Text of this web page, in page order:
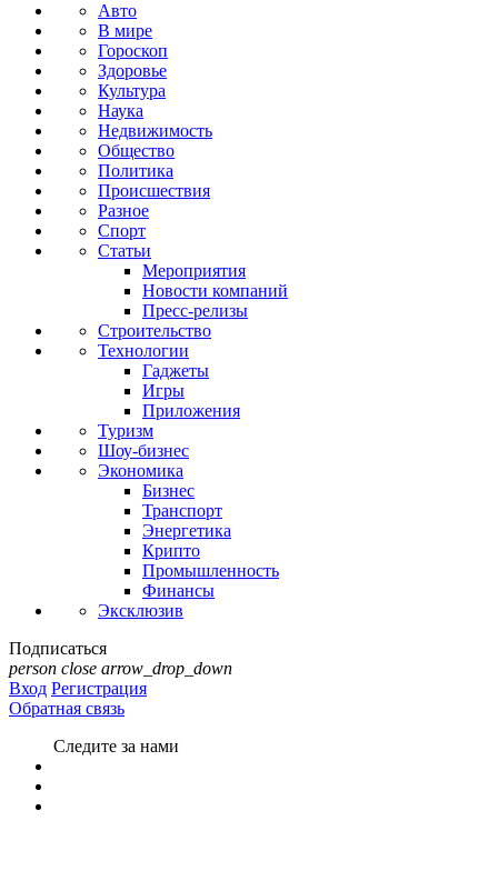
Авто
В мире
Гороскоп
Здоровье
Культура
Наука
Недвижимость
Общество
Политика
Происшествия
Разное
Спорт
Статьи
Мероприятия
Новости компаний
Пресс-релизы
Строительство
Технологии
Гаджеты
Игры
Приложения
Туризм
Шоу-бизнес
Экономика
Бизнес
Транспорт
Энергетика
Крипто
Промышленность
Финансы
Эксклюзив
Подписаться
person close arrow_drop_down
Вход Регистрация
Обратная связь
Следите за нами